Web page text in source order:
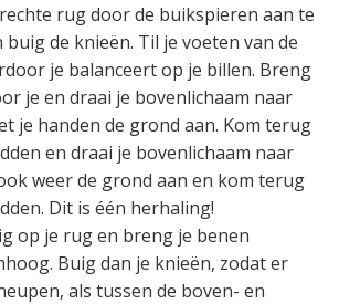
rug door de buikspieren aan te
buig de knieën. Til je voeten van de
je balanceert op je billen. Breng
je en draai je bovenlichaam naar
je handen de grond aan. Kom terug
en draai je bovenlichaam naar
weer de grond aan en kom terug
Dit is één herhaling!
op je rug en breng je benen
Buig dan je knieën, zodat er
als tussen de boven- en